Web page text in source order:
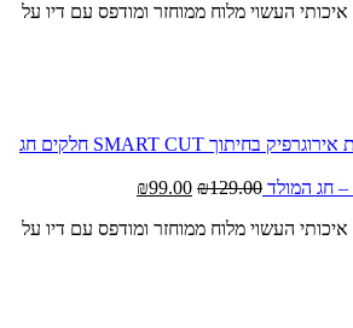
היה:
הוא:
חלקים איכותי העשוי מלוח ממוחזר ומודפס עם דיו על
₪129.00
המחיר
היה:
₪99.00
הוא:
חלקים איכותי העשוי מלוח ממוחזר ומודפס עם דיו על